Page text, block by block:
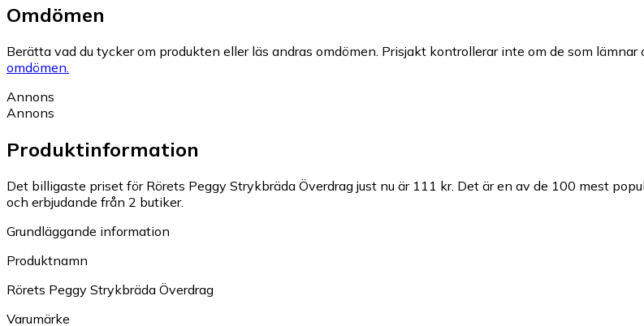
Omdömen
Berätta vad du tycker om produkten eller läs andras omdömen. Prisjakt kontrollerar inte om de som
omdömen.
Annons
Annons
Produktinformation
Det billigaste priset för Rörets Peggy Strykbräda Överdrag just nu är 111 kr. Det är en av de 100 mest
och erbjudande från 2 butiker.
Grundläggande information
Produktnamn
Rörets Peggy Strykbräda Överdrag
Varumärke